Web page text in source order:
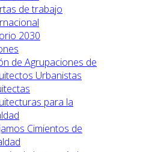
de trabajo
2030
de Agrupaciones de
Urbanistas
para la
Cimientos de